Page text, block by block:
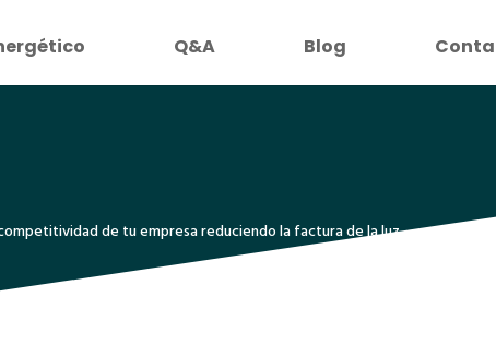
Q&A Blog
de tu empresa reduciendo la factura de la luz